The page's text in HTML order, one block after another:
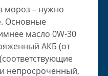
мороз – нужно
Основные
масло 0W-30
АКБ (от
непросроченный,